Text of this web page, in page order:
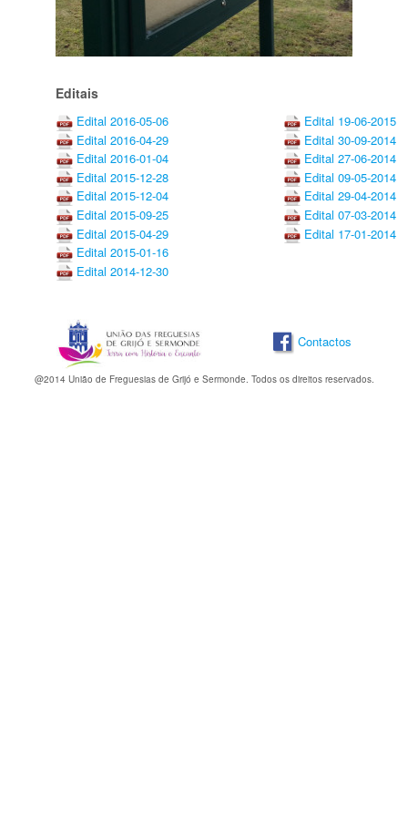
Editais
Edital 2016-05-06
Edital 2016-04-29
Edital 2016-01-04
Edital 2015-12-28
Edital 2015-12-04
Edital 2015-09-25
Edital 2015-04-29
Edital 2015-01-16
Edital 2014-12-30
Edital 19-06-2015
Edital 30-09-2014
Edital 27-06-2014
Edital 09-05-2014
Edital 29-04-2014
Edital 07-03-2014
Edital 17-01-2014
Contactos
@2014 União de Freguesias de Grijó e Sermonde. Todos os direitos reservados.